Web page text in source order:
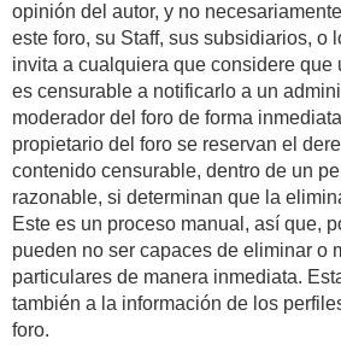
opinión del autor, y no
este foro, su Staff, sus subsidiarios, o
invita a cualquiera que considere que
es censurable a notificarlo a un
moderador del foro de forma
propietario del foro se reservan el
contenido censurable, dentro de un
razonable, si determinan que la
Este es un proceso manual, así que,
pueden no ser capaces de eliminar o
particulares de manera inmediata.
también a la información de los
foro.